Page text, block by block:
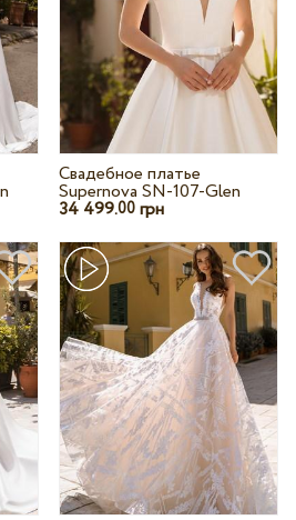
Свадебное платье
Supernova SN-107-Glen
34 499.00 грн